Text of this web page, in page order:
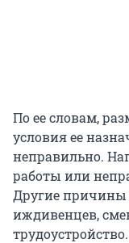
По ее словам,
условия ее
неправильно.
работы или
Другие причины
иждивенцев,
трудоустройство.